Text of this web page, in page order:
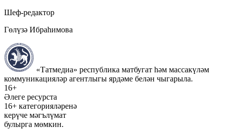
Шеф-редактор
Гөлүзә Ибраһимова
«Татмедиа» республика матбугат һәм массакүләм
коммуникацияләр агентлыгы ярдәме белән чыгарыла.
16+
Әлеге ресурста
16+ категорияләренә
керүче мәгълүмат
булырга мөмкин.